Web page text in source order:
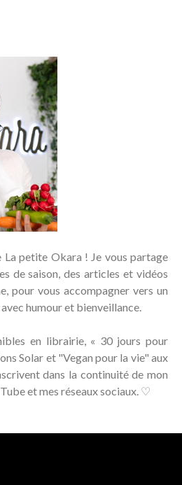
La petite Okara ! Je vous partage
de saison, des articles et vidéos
pour vous accompagner vers un
humour et bienveillance.
en librairie, « 30 jours pour
Solar et "Vegan pour la vie" aux
dans la continuité de mon
et mes réseaux sociaux. ♡